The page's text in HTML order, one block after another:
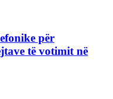
për
të votimit në